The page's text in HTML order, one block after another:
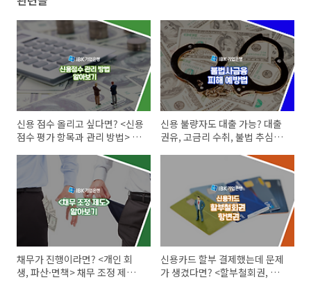
신용 점수 올리고 싶다면? <신용
점수 평가 항목과 관리 방법> 알
신용 불량자도 대출 가능? 대출
권유, 고금리 수취, 불법 추심에
채무가 진행이라면? <개인 회
생, 파산·면책> 채무 조정 제도
신용카드 할부 결제했는데 문제
가 생겼다면? <할부철회권, 항